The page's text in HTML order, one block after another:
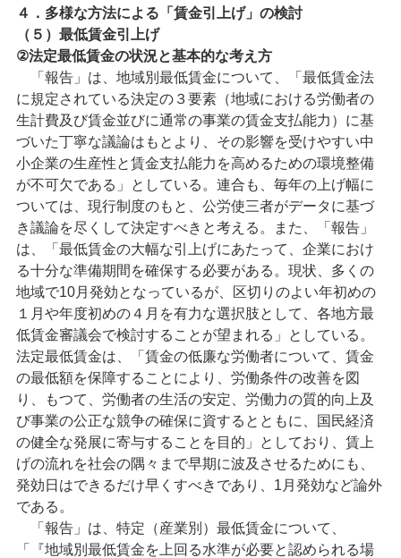
４．多様な方法による「賃金引上げ」の検討
（５）最低賃金引上げ
②法定最低賃金の状況と基本的な考え方
「報告」は、地域別最低賃金について、「最低賃金法
に規定されている決定の３要素（地域における労働者の
生計費及び賃金並びに通常の事業の賃金支払能力）に基
づいた丁寧な議論はもとより、その影響を受けやすい中
小企業の生産性と賃金支払能力を高めるための環境整備
が不可欠である」としている。連合も、毎年の上げ幅に
ついては、現行制度のもと、公労使三者がデータに基づ
き議論を尽くして決定すべきと考える。また、「報告」
は、「最低賃金の大幅な引上げにあたって、企業におけ
る十分な準備期間を確保する必要がある。現状、多くの
地域で10月発効となっているが、区切りのよい年初めの
１月や年度初めの４月を有力な選択肢として、各地方最
低賃金審議会で検討することが望まれる」としている。
法定最低賃金は、「賃金の低廉な労働者について、賃金
の最低額を保障することにより、労働条件の改善を図
り、もつて、労働者の生活の安定、労働力の質的向上及
び事業の公正な競争の確保に資するとともに、国民経済
の健全な発展に寄与することを目的」としており、賃上
げの流れを社会の隅々まで早期に波及させるためにも、
発効日はできるだけ早くすべきであり、1月発効など論外
である。
「報告」は、特定（産業別）最低賃金について、
「『地域別最低賃金を上回る水準が必要と認められる場